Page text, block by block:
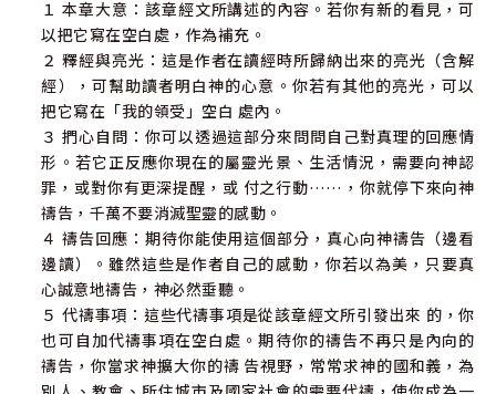
１ 本章大意：該章經文所講述的內容。若你有新的看見，可
以把它寫在空白處，作為補充。
２ 釋經與亮光：這是作者在讀經時所歸納出來的亮光（含解
經），可幫助讀者明白神的心意。你若有其他的亮光，可以
把它寫在「我的領受」空白 處內。
３ 捫心自問：你可以透過這部分來問問自己對真理的回應情
形。若它正反應你現在的屬靈光景、生活情況，需要向神認
罪，或對你有更深提醒，或 付之行動……，你就停下來向神
禱告，千萬不要消滅聖靈的感動。
４ 禱告回應：期待你能使用這個部分，真心向神禱告（邊看
邊讀）。雖然這些是作者自己的感動，你若以為美，只要真
心誠意地禱告，神必然垂聽。
５ 代禱事項：這些代禱事項是從該章經文所引發出來 的，你
也可自加代禱事項在空白處。期待你的禱告不再只是內向的
禱告，你當求神擴大你的禱 告視野，常常求神的國和義，為